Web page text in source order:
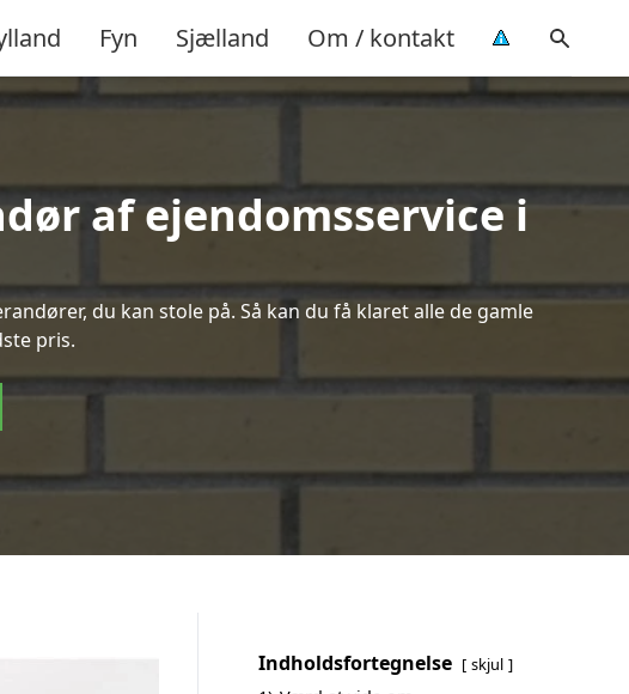
Fyn Sjælland Om / kontakt
af ejendomsservice i
du kan stole på. Så kan du få klaret alle de gamle
pris.
Indholdsfortegnelse skjul